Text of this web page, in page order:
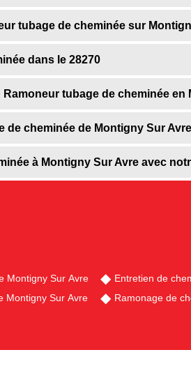
tubage de cheminée sur
dans le 28270
Ramoneur tubage de cheminée en
de cheminée de Montigny Sur Avre
à Montigny Sur Avre avec
Montigny Sur Avre
Montigny Sur Avre
Entretien de
Ramonage de